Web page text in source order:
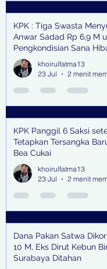
KPK : Tiga Swasta
Anwar Sadad Rp 6,9 M
Pengkondisian Sana
khoirulfatma13
23 Jul
2 menit
KPK Panggil 6 Saksi
Tetapkan Tersangka
Bea Cukai
khoirulfatma13
23 Jul
2 menit
Dana Pakan Satwa
10 M, Eks Dirut Kebun
Surabaya Ditahan